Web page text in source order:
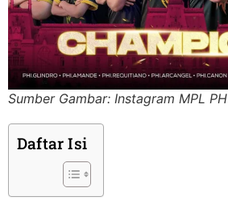
Sumber Gambar: Instagram MPL PH
Daftar Isi